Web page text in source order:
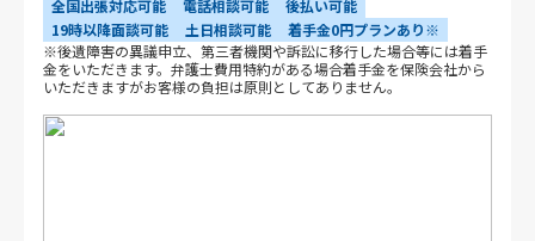
全国出張対応可能
電話相談可能
後払い可能
19時以降面談可能
土日相談可能
着手金0円プランあり※
※後遺障害の異議申立、第三者機関や訴訟に移行した場合等には着手
金をいただきます。弁護士費用特約がある場合着手金を保険会社から
いただきますがお客様の負担は原則としてありません。